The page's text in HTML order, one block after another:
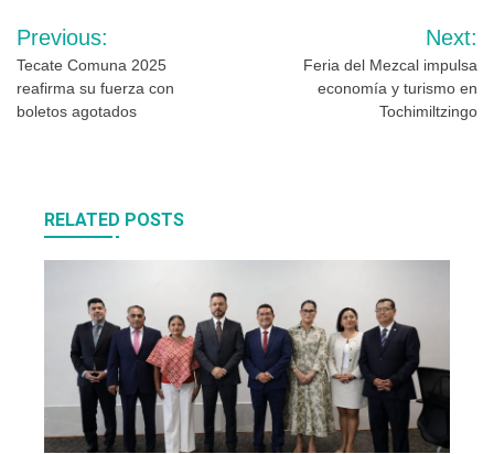
Navegación
de
entradas
Previous:
Tecate Comuna 2025
reafirma su fuerza con
boletos agotados
Next:
Feria del Mezcal impulsa
economía y turismo en
Tochimiltzingo
RELATED POSTS